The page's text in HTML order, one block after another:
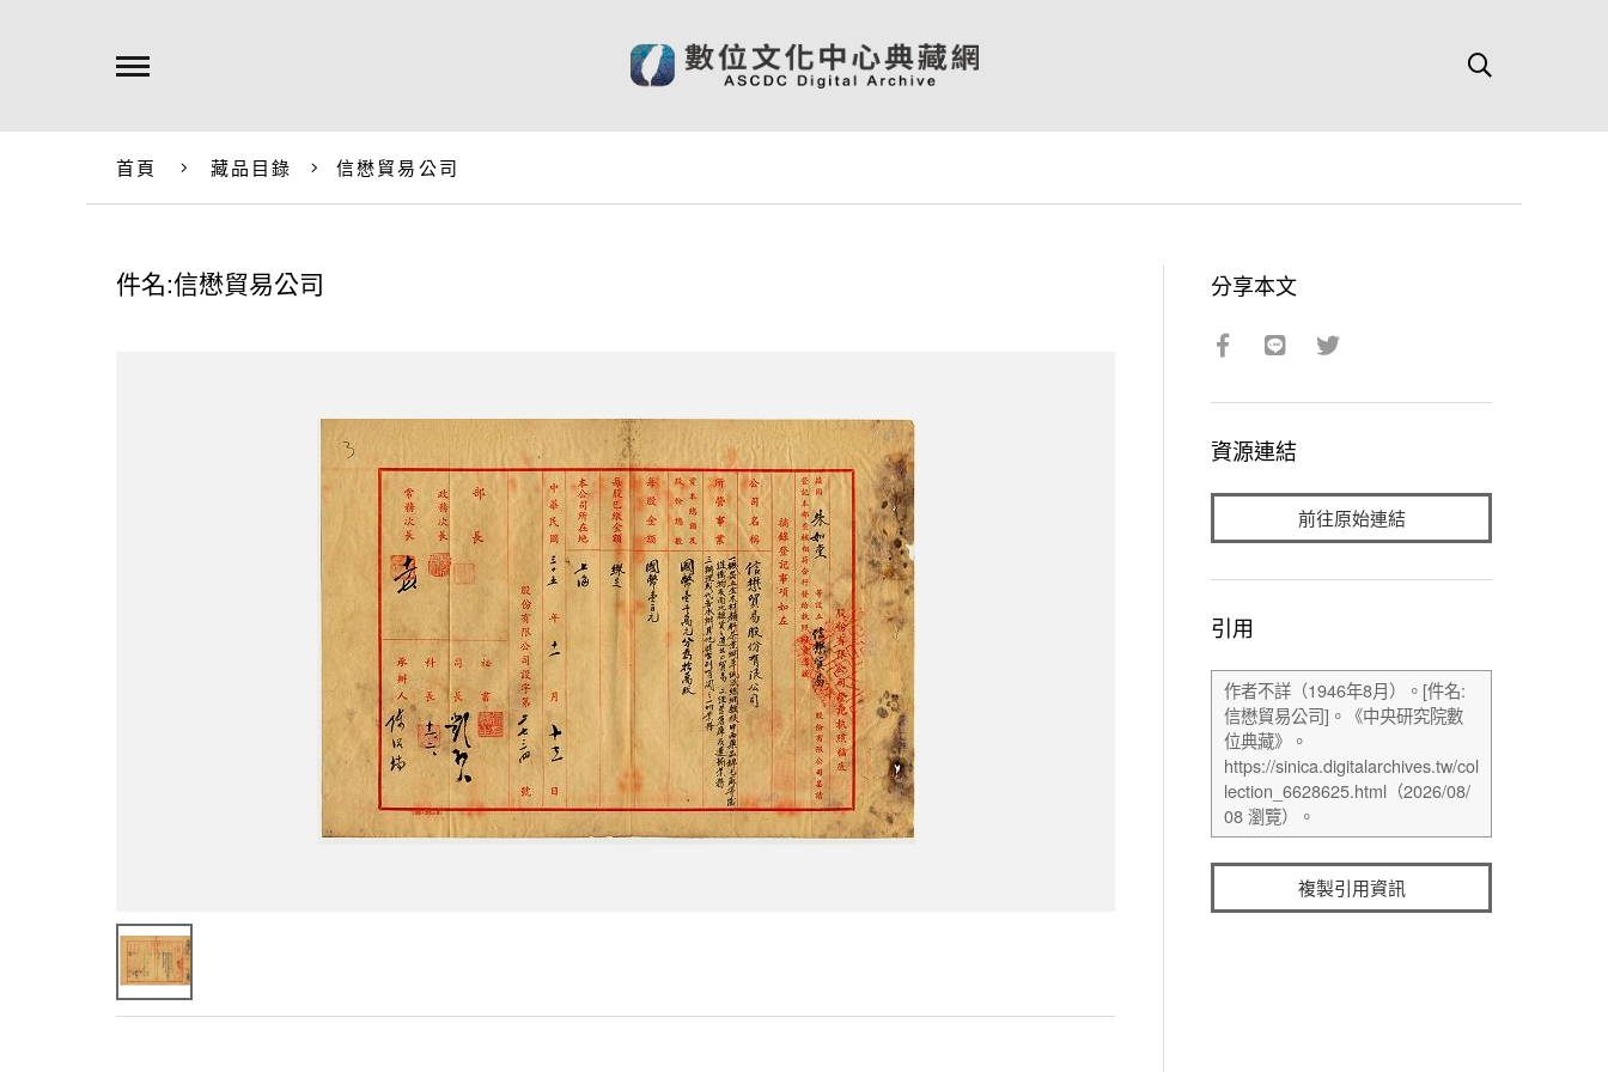
首頁 藏品目錄 信懋貿易公司
件名:信懋貿易公司 分享本文
資源連結
前往原始連結
引用
複製引用資訊